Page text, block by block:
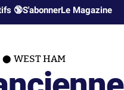
🔞S'abonnerLe Magazine
WEST HAM